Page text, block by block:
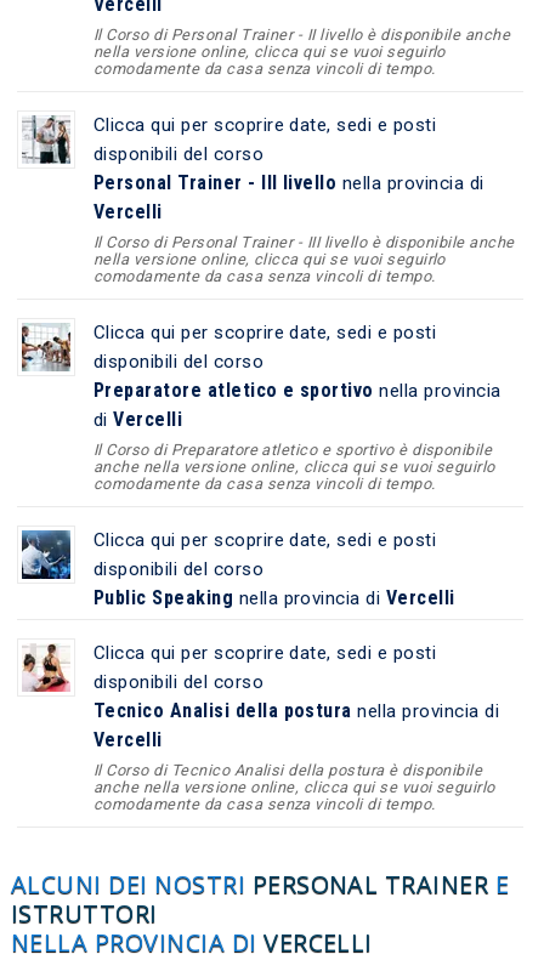
Il Corso di Personal Trainer - II livello è disponibile anche
nella versione online, clicca qui se vuoi seguirlo
comodamente da casa senza vincoli di tempo.
Clicca qui per scoprire date, sedi e posti
disponibili del corso
Personal Trainer - III livello nella provincia di
Vercelli
Il Corso di Personal Trainer - III livello è disponibile anche
nella versione online, clicca qui se vuoi seguirlo
comodamente da casa senza vincoli di tempo.
Clicca qui per scoprire date, sedi e posti
disponibili del corso
Preparatore atletico e sportivo nella provincia
diVercelli
Il Corso di Preparatore atletico e sportivo è disponibile
anche nella versione online, clicca qui se vuoi seguirlo
comodamente da casa senza vincoli di tempo.
Clicca qui per scoprire date, sedi e posti
disponibili del corso
Public Speaking nella provincia di Vercelli
Clicca qui per scoprire date, sedi e posti
disponibili del corso
Tecnico Analisi della postura nella provincia di
Vercelli
Il Corso di Tecnico Analisi della postura è disponibile
anche nella versione online, clicca qui se vuoi seguirlo
comodamente da casa senza vincoli di tempo.
ALCUNI DEI NOSTRI PERSONAL TRAINER E
ISTRUTTORI
NELLA PROVINCIA DIVERCELLI